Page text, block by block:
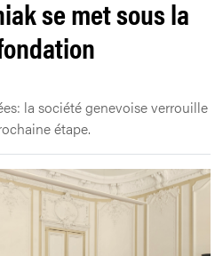
se met sous la
la société genevoise verrouille
étape.